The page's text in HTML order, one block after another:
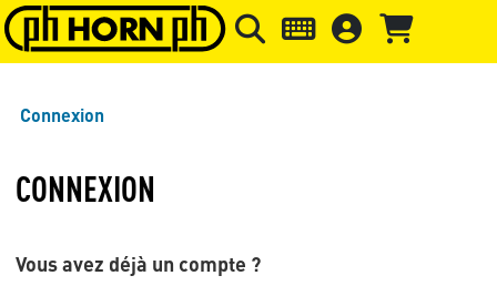
Skip to main content Passer à l'en-tête de la page
Connexion
CONNEXION
Vous avez déjà un compte ?